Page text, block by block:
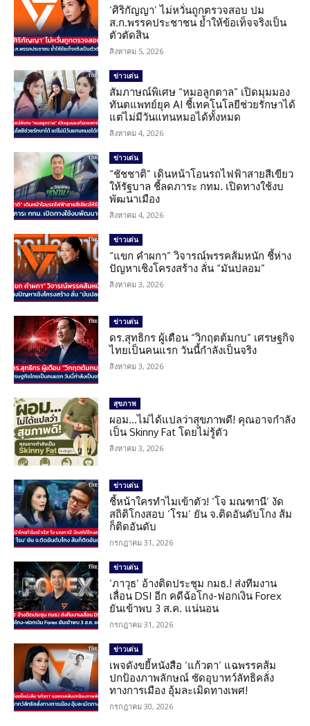
‘ศิริกัญญา’ ไม่หวั่นถูกตรวจสอบ ปม
ส.ก.พรรคประชาชน ย้ำให้ข้อเท็จจริงเป็น
ตัวตัดสิน
สิงหาคม 5, 2026
ข่าวเด่น
สัมภาษณ์พิเศษ “หมอลูกตาล” เปิดมุมมอง
ทันตแพทย์ยุค AI ชี้เทคโนโลยีช่วยรักษาได้
แต่ไม่มีวันแทนหมอได้ทั้งหมด
สิงหาคม 4, 2026
ข่าวเด่น
“ชัชชาติ” เดินหน้าโอนรถไฟฟ้าสายสีเขียว
ให้รัฐบาล ชี้ลดภาระ กทม. เปิดทางใช้งบ
พัฒนาเมือง
สิงหาคม 4, 2026
ข่าวเด่น
“แขก คำผกา” วิจารณ์พรรคส้มหนัก ชี้ห่าง
ปัญหาเชิงโครงสร้าง ลั่น “มันปลอม”
สิงหาคม 3, 2026
ข่าวเด่น
ดร.สุทธิกร ผู้เตือน “วิกฤตต้มกบ” เศรษฐกิจ
ไทยเป็นคนแรก วันนี้กำลังเป็นจริง
สิงหาคม 3, 2026
สุขภาพ
ผอม…ไม่ได้แปลว่าสุขภาพดี! คุณอาจกำลัง
เป็น Skinny Fat โดยไม่รู้ตัว
สิงหาคม 3, 2026
ข่าวเด่น
ชี้หน้าใครทำไมเข้าตัว! ‘โจ มณฑานี’ งัด
สถิติโกงสอบ ‘โรม’ ยัน จ.ติดอันดับโกง ส้ม
ก็ติดอันดับ
กรกฎาคม 31, 2026
ข่าวเด่น
‘ภาวุธ’ อ้างติดประชุม กมธ.! ส่งทีมงาน
เลื่อน DSI อีก คดีฉ้อโกง-ฟอกเงิน Forex
ยันเข้าพบ 3 ส.ค. แน่นอน
กรกฎาคม 31, 2026
ข่าวเด่น
เพจดังขยี้หนังสือ ‘แก้วตา’ แฉพรรคส้ม
ปกป้องภาพลักษณ์ ซัดอุบาทว์ลัทธิคลั่ง
ทางการเมือง อุ้มละเมิดทางเพศ!
กรกฎาคม 30, 2026